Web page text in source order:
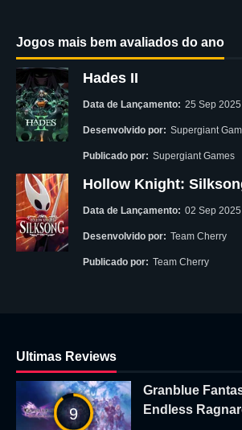
Jogos mais bem avaliados do ano
Hades II
Data de Lançamento: 25 Sep 2025
Desenvolvido por: Supergiant
Publicado por: Supergiant Games
Hollow Knight:
Data de Lançamento: 02 Sep 2025
Desenvolvido por: Team Cherry
Publicado por: Team Cherry
Ultimas Reviews
9
Granblue
Endless